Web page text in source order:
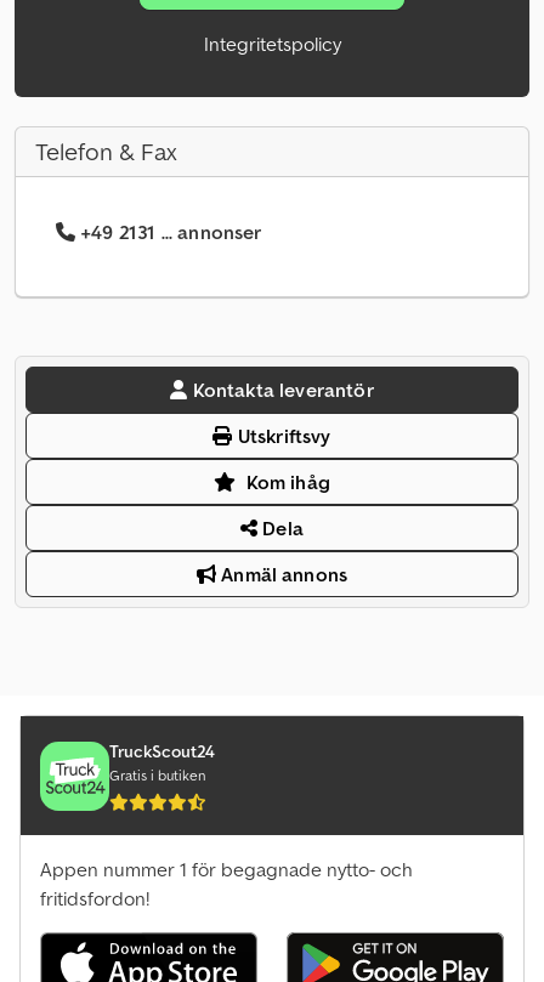
Integritetspolicy
Telefon & Fax
+49 2131 ... annonser
Kontakta leverantör
Utskriftsvy
Kom ihåg
Dela
Anmäl annons
TruckScout24
Gratis i butiken
Appen nummer 1 för begagnade nytto- och
fritidsfordon!